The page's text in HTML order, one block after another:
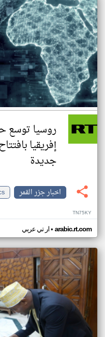
روسيا توسع
جديدة
اخبار جزر القمر
TN75KY
ار تي عربي• arabic.rt.com